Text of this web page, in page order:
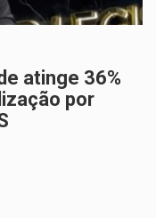
atinge 36%
por